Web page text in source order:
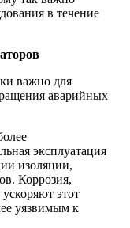
в течение
важно для
аварийных
эксплуатация
изоляции,
Коррозия,
этот
уязвимым к